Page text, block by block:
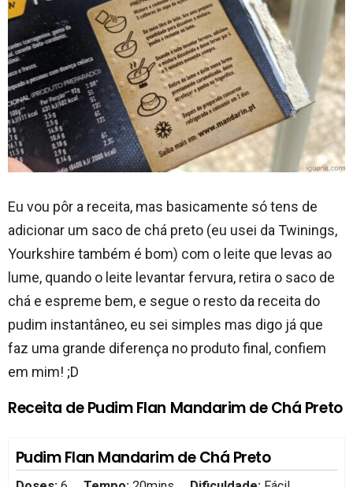
Eu vou pôr a receita, mas basicamente só tens de
adicionar um saco de chá preto (eu usei da Twinings,
Yourkshire também é bom) com o leite que levas ao
lume, quando o leite levantar fervura, retira o saco de
chá e espreme bem, e segue o resto da receita do
pudim instantâneo, eu sei simples mas digo já que
faz uma grande diferença no produto final, confiem
em mim! ;D
Receita de Pudim Flan Mandarim de Chá Preto
Pudim Flan Mandarim de Chá Preto